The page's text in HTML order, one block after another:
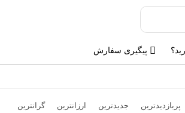
پیگیری سفارش
پربازدیدترین جدیدترین ارزانترین گرانترین